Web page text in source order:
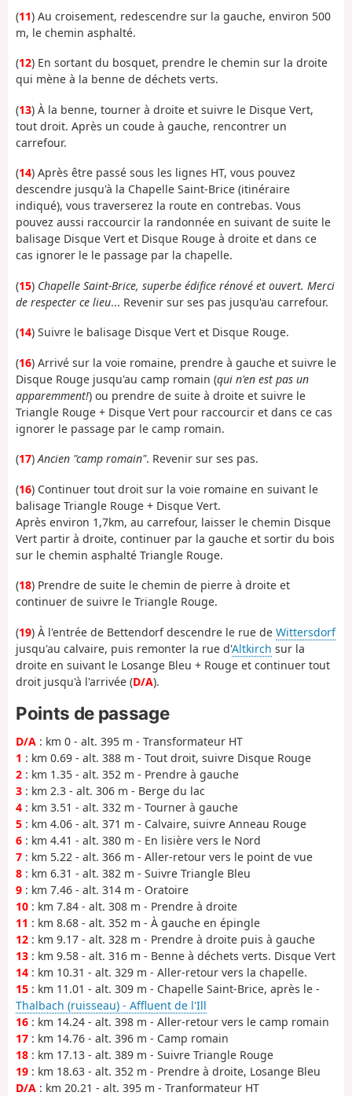
(11) Au croisement, redescendre sur la gauche, environ 500
m, le chemin asphalté.
(12) En sortant du bosquet, prendre le chemin sur la droite
qui mène à la benne de déchets verts.
(13) À la benne, tourner à droite et suivre le Disque Vert,
tout droit. Après un coude à gauche, rencontrer un
carrefour.
(14) Après être passé sous les lignes HT, vous pouvez
descendre jusqu'à la Chapelle Saint-Brice (itinéraire
indiqué), vous traverserez la route en contrebas. Vous
pouvez aussi raccourcir la randonnée en suivant de suite le
balisage Disque Vert et Disque Rouge à droite et dans ce
cas ignorer le le passage par la chapelle.
(15) Chapelle Saint-Brice, superbe édifice rénové et ouvert. Merci
de respecter ce lieu... Revenir sur ses pas jusqu'au carrefour.
(14) Suivre le balisage Disque Vert et Disque Rouge.
(16) Arrivé sur la voie romaine, prendre à gauche et suivre le
Disque Rouge jusqu'au camp romain (qui n'en est pas un
apparemment!) ou prendre de suite à droite et suivre le
Triangle Rouge + Disque Vert pour raccourcir et dans ce cas
ignorer le passage par le camp romain.
(17)Ancien "camp romain". Revenir sur ses pas.
(16) Continuer tout droit sur la voie romaine en suivant le
balisage Triangle Rouge + Disque Vert.
Après environ 1,7km, au carrefour, laisser le chemin Disque
Vert partir à droite, continuer par la gauche et sortir du bois
sur le chemin asphalté Triangle Rouge.
(18) Prendre de suite le chemin de pierre à droite et
continuer de suivre le Triangle Rouge.
(19) À l'entrée de Bettendorf descendre le rue de Wittersdorf
jusqu'au calvaire, puis remonter la rue d'Altkirch sur la
droite en suivant le Losange Bleu + Rouge et continuer tout
droit jusqu'à l'arrivée (D/A).
Points de passage
D/A : km 0 - alt. 395 m - Transformateur HT
1 : km 0.69 - alt. 388 m - Tout droit, suivre Disque Rouge
2 : km 1.35 - alt. 352 m - Prendre à gauche
3 : km 2.3 - alt. 306 m - Berge du lac
4 : km 3.51 - alt. 332 m - Tourner à gauche
5 : km 4.06 - alt. 371 m - Calvaire, suivre Anneau Rouge
6 : km 4.41 - alt. 380 m - En lisière vers le Nord
7 : km 5.22 - alt. 366 m - Aller-retour vers le point de vue
8 : km 6.31 - alt. 382 m - Suivre Triangle Bleu
9 : km 7.46 - alt. 314 m - Oratoire
10 : km 7.84 - alt. 308 m - Prendre à droite
11 : km 8.68 - alt. 352 m - À gauche en épingle
12 : km 9.17 - alt. 328 m - Prendre à droite puis à gauche
13 : km 9.58 - alt. 316 m - Benne à déchets verts. Disque Vert
14 : km 10.31 - alt. 329 m - Aller-retour vers la chapelle.
15 : km 11.01 - alt. 309 m - Chapelle Saint-Brice, après le -
Thalbach (ruisseau) - Affluent de l'Ill
16 : km 14.24 - alt. 398 m - Aller-retour vers le camp romain
17 : km 14.76 - alt. 396 m - Camp romain
18 : km 17.13 - alt. 389 m - Suivre Triangle Rouge
19 : km 18.63 - alt. 352 m - Prendre à droite, Losange Bleu
D/A : km 20.21 - alt. 395 m - Tranformateur HT